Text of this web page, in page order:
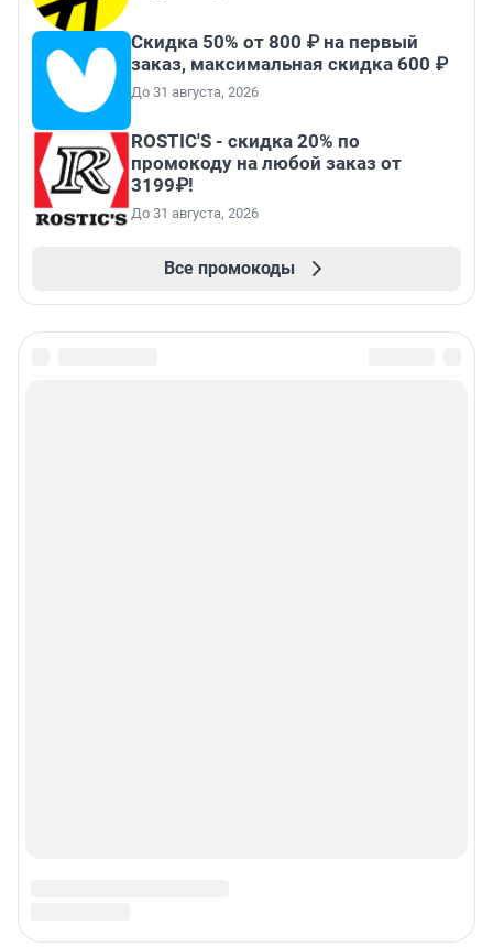
Скидка 50% от 800 ₽ на первый
заказ, максимальная скидка 600 ₽
До 31 августа, 2026
ROSTIC'S - скидка 20% по
промокоду на любой заказ от
3199₽!
До 31 августа, 2026
Все промокоды